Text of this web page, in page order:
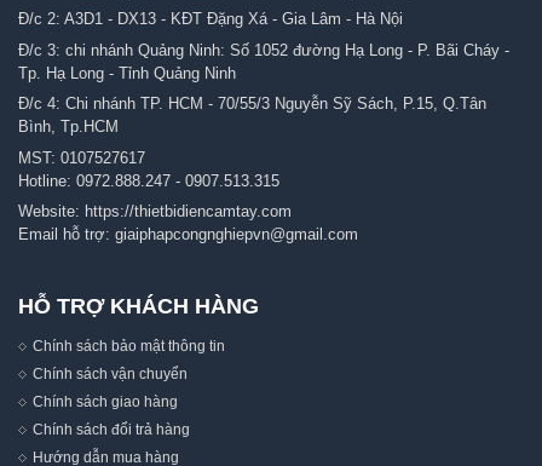
Đ/c 2: A3D1 - DX13 - KĐT Đặng Xá - Gia Lâm - Hà Nội
Đ/c 3: chi nhánh Quảng Ninh: Số 1052 đường Hạ Long - P. Bãi Cháy -
Tp. Hạ Long - Tỉnh Quảng Ninh
Đ/c 4: Chi nhánh TP. HCM - 70/55/3 Nguyễn Sỹ Sách, P.15, Q.Tân
Bình, Tp.HCM
MST: 0107527617
Hotline: 0972.888.247 - 0907.513.315
Website: https://thietbidiencamtay.com
Email hỗ trợ: giaiphapcongnghiepvn@gmail.com
HỖ TRỢ KHÁCH HÀNG
Chính sách bảo mật thông tin
Chính sách vận chuyển
Chính sách giao hàng
Chính sách đổi trả hàng
Hướng dẫn mua hàng